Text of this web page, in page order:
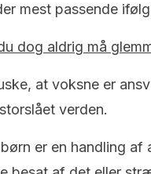
mest passende
dog aldrig må
at voksne er
verden.
er en handling af